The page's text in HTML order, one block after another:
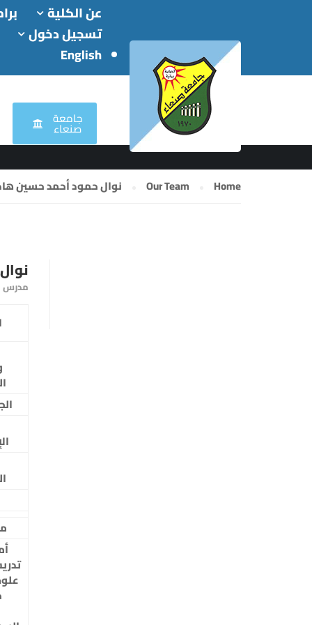
عن الكلية
تسجيل دخول
English
جامعة
صنعاء
OUR TEAM
Home
Our Team نوال حمود أحمد حسين
مدرس